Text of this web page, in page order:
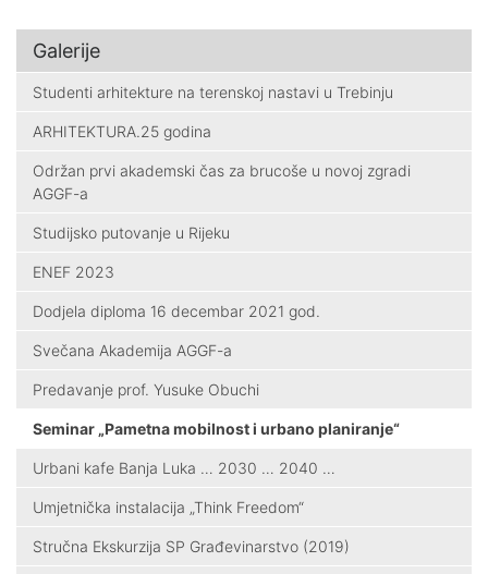
Galerije
Studenti arhitekture na terenskoj nastavi u Trebinju
ARHITEKTURA.25 godina
Održan prvi akademski čas za brucoše u novoj zgradi
AGGF-a
Studijsko putovanje u Rijeku
ENEF 2023
Dodjela diploma 16 decembar 2021 god.
Svečana Akademija AGGF-a
Predavanje prof. Yusuke Obuchi
Seminar „Pametna mobilnost i urbano planiranje“
Urbani kafe Banja Luka … 2030 … 2040 …
Umjetnička instalacija „Think Freedom“
Stručna Ekskurzija SP Građevinarstvo (2019)